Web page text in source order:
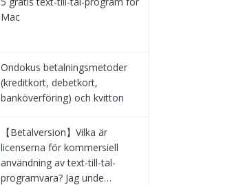
Mac
Ondokus betalningsmetoder
(kreditkort, debetkort,
banköverföring) och kvitton
【Betalversion】Vilka är
licenserna för kommersiell
användning av text-till-tal-
programvara? Jag unde…